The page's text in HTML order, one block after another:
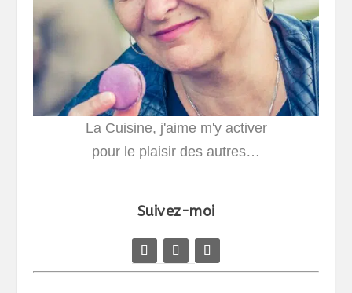
La Cuisine, j'aime m'y activer
pour le plaisir des autres…
Suivez-moi